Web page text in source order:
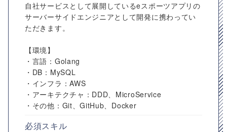
自社サービスとして展開しているeスポーツアプリの
サーバーサイドエンジニアとして開発に携わってい
ただきます。
【環境】
・言語：Golang
・DB：MySQL
・インフラ：AWS
・アーキテクチャ：DDD、MicroService
・その他：Git、GitHub、Docker
必須スキル